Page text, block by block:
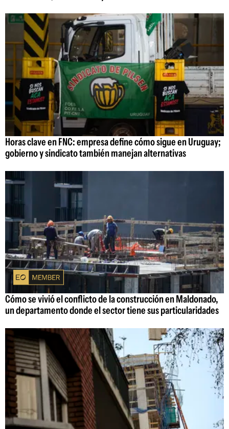
Horas clave en FNC: empresa define cómo sigue en Uruguay;
gobierno y sindicato también manejan alternativas
Cómo se vivió el conflicto de la construcción en Maldonado,
un departamento donde el sector tiene sus particularidades